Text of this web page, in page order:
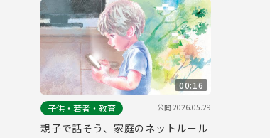
00:16
子供・若者・教育
公開2026.05.29
親子で話そう、家庭のネットルール